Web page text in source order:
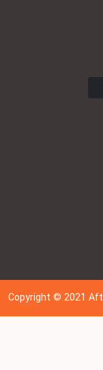
Copyright © 202 1